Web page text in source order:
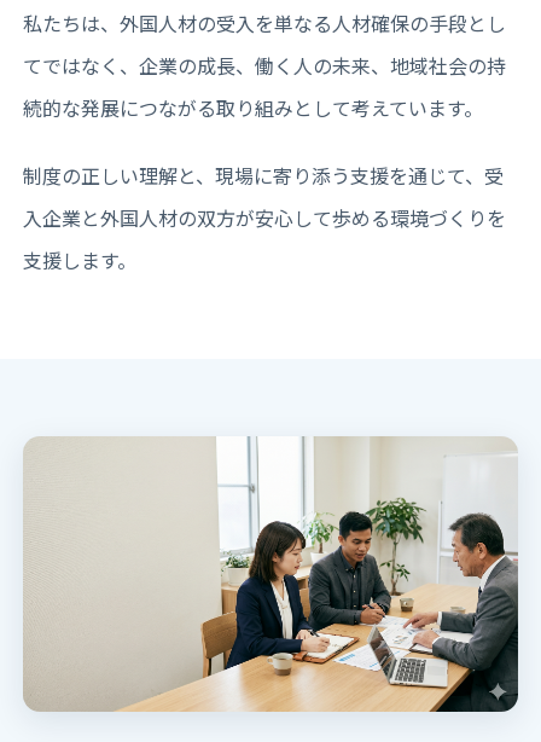
私たちは、外国人材の受入を単なる人材確保の手段とし
てではなく、企業の成長、働く人の未来、地域社会の持
続的な発展につながる取り組みとして考えています。
制度の正しい理解と、現場に寄り添う支援を通じて、受
入企業と外国人材の双方が安心して歩める環境づくりを
支援します。